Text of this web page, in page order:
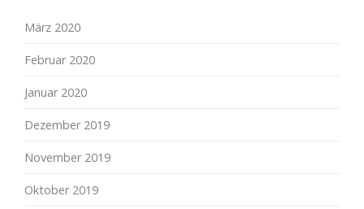
März 2020
Februar 2020
Januar 2020
Dezember 2019
November 2019
Oktober 2019